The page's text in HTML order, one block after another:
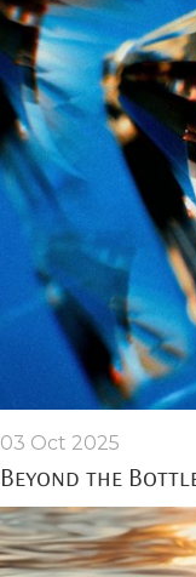
03 Oct 2025
Beyond the